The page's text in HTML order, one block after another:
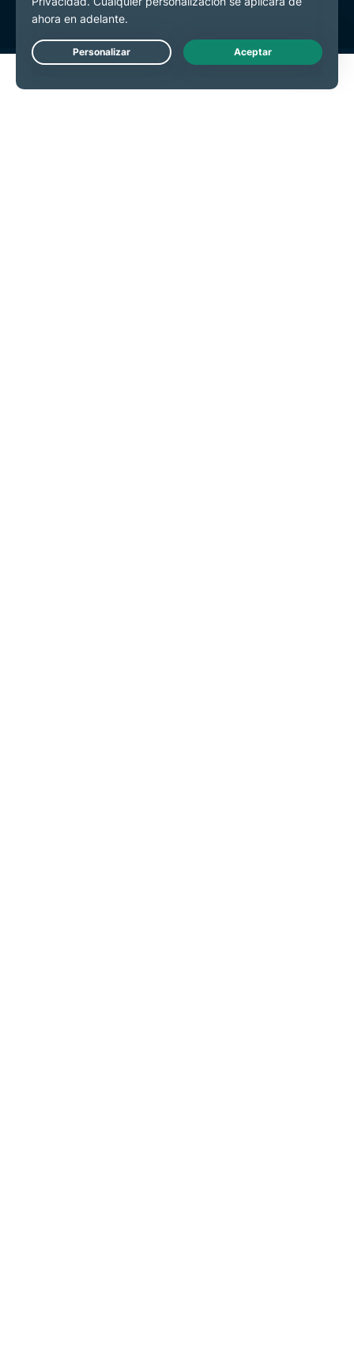
Live Chat